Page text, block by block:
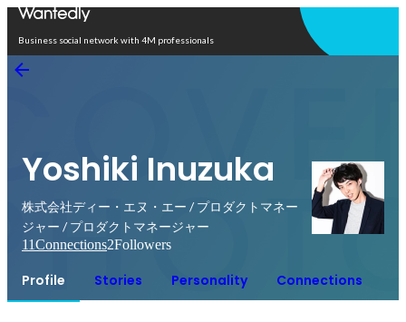
Business social network with 4M professionals
Yoshiki Inuzuka
株式会社ディー・エヌ・エー / プロダクトマネー
ジャー / プロダクトマネージャー
11Connections2Followers
Profile Stories Personality Connections